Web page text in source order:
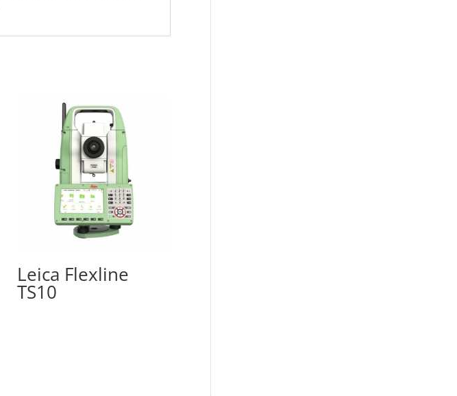
Leica Flexline
TS10